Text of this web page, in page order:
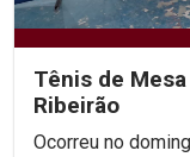
Tênis de
Ribeirão
Ocorreu no